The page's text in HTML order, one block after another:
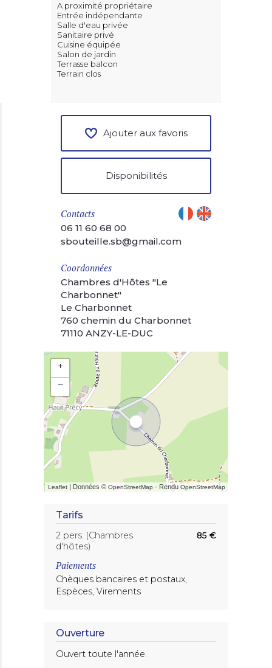
A proximité propriétaire
Entrée indépendante
Salle d'eau privée
Sanitaire privé
Cuisine équipée
Salon de jardin
Terrasse balcon
Terrain clos
Ajouter aux favoris
Disponibilités
Contacts
06 11 60 68 00
sbouteille.sb@gmail.com
Coordonnées
Chambres d'Hôtes "Le
Charbonnet"
Le Charbonnet
760 chemin du Charbonnet
71110 ANZY-LE-DUC
+
−
Leaflet | Données © OpenStreetMap - Rendu OpenStreetMap
Tarifs
2 pers. (Chambres
d'hôtes)
85 €
Paiements
Chèques bancaires et postaux,
Espèces, Virements
Ouverture
Ouvert toute l'année.